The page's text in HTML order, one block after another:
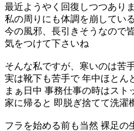
最近ようやく回復しつつあり
私の周りにも体調を崩してい
今の風邪、長引きそうなので
気をつけて下さいね
そんな私ですが、寒いのは苦
実は靴下も苦手で 年中ほとん
まぁ日中 事務仕事の時はスト
家に帰ると 即脱ぎ捨てて洗濯
フラを始める前も当然 裸足の